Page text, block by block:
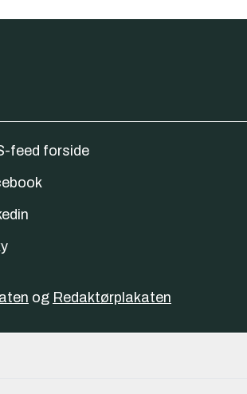
feed forside
og Redaktørplakaten